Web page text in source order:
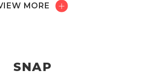
MORE
SNAP